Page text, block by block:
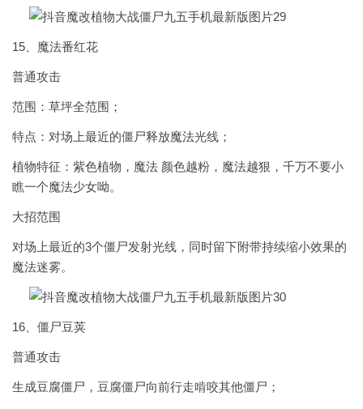
15、魔法番红花
普通攻击
范围：草坪全范围；
特点：对场上最近的僵尸释放魔法光线；
植物特征：紫色植物，魔法 颜色越粉，魔法越狠，千万不要小
瞧一个魔法少女呦。
大招范围
对场上最近的3个僵尸发射光线，同时留下附带持续缩小效果的
魔法迷雾。
16、僵尸豆荚
普通攻击
生成豆腐僵尸，豆腐僵尸向前行走啃咬其他僵尸；